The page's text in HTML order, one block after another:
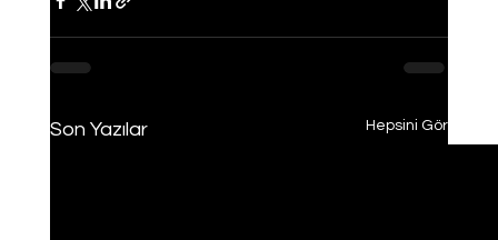
Son Yazılar Hepsini Gör